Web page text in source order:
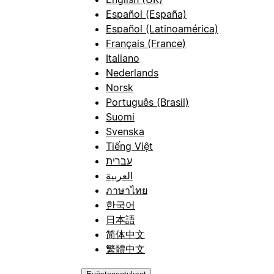
Español (España)
Español (Latinoamérica)
Français (France)
Italiano
Nederlands
Norsk
Português (Brasil)
Suomi
Svenska
Tiếng Việt
עברית
العربية
ภาษาไทย
한국어
日本語
简体中文
繁體中文